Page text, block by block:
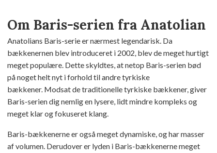
Om Baris-serien fra Anatolian
Anatolians Baris-serie er nærmest legendarisk. Da
bækkenernen blev introduceret i 2002, blev de meget hurtigt
meget populære. Dette skyldtes, at netop Baris-serien bød
på noget helt nyt i forhold til andre tyrkiske
bækkener. Modsat de traditionelle tyrkiske bækkener, giver
Baris-serien dig nemlig en lysere, lidt mindre kompleks og
meget klar og fokuseret klang.
Baris-bækkenerne er også meget dynamiske, og har masser
af volumen. Derudover er lyden i Baris-bækkenerne meget